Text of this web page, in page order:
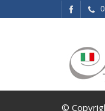
©